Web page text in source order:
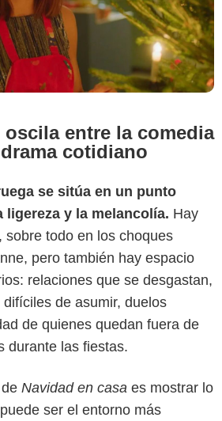
oscila entre la comedia
cotidiano
se sitúa en un punto
ligereza y la melancolía. Hay
sobre todo en los choques
pero también hay espacio
relaciones que se desgastan,
de asumir, duelos
de quienes quedan fuera de
durante las fiestas.
Navidad en casa es mostrar lo
ser el entorno más
Netflix